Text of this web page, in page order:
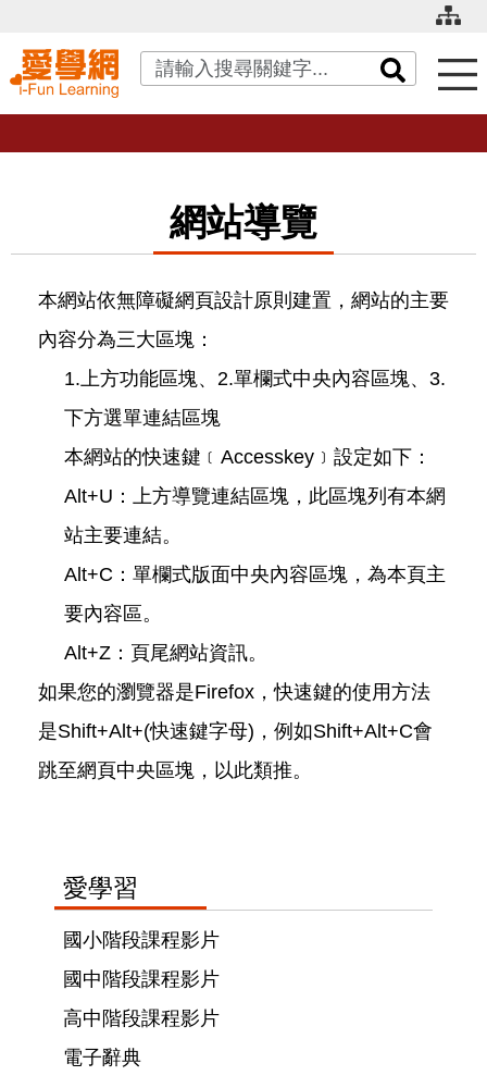
關鍵字搜尋
網站導覽
本網站依無障礙網頁設計原則建置，網站的主要
內容分為三大區塊：
1.上方功能區塊、2.單欄式中央內容區塊、3.
下方選單連結區塊
本網站的快速鍵﹝Accesskey﹞設定如下：
Alt+U：上方導覽連結區塊，此區塊列有本網
站主要連結。
Alt+C：單欄式版面中央內容區塊，為本頁主
要內容區。
Alt+Z：頁尾網站資訊。
如果您的瀏覽器是Firefox，快速鍵的使用方法
是Shift+Alt+(快速鍵字母)，例如Shift+Alt+C會
跳至網頁中央區塊，以此類推。
愛學習
國小階段課程影片
國中階段課程影片
高中階段課程影片
電子辭典